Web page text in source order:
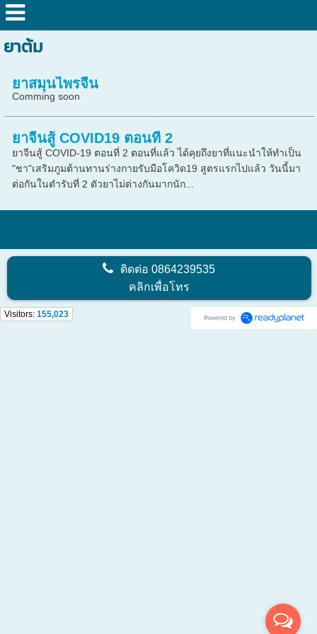
ยาต้ม
ยาสมุนไพรจีน
Comming soon
ยาจีนสู้ COVID19 ตอนที่ 2
ยาจีนสู้ COVID-19 ตอนที่ 2 ตอนที่แล้ว ได้คุยถึงยาที่แนะนำให้ทำเป็น
"ชา"เสริมภูมต้านทานร่างกายรับมือโควิด19 สูตรแรกไปแล้ว วันนี้มา
ต่อกันในตำรับที่ 2 ตัวยาไม่ต่างกันมากนัก...
ติดต่อ0864239535
คลิกเพื่อโทร
Visitors: 155,023